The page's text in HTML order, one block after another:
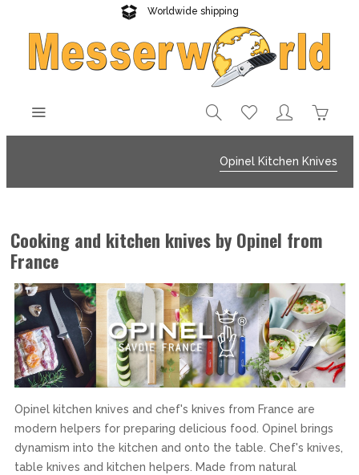
Worldwide shipping
Reliable delivery
Opinel Kitchen Knives
Cooking and kitchen knives by Opinel from
France
Opinel kitchen knives and chef's knives from France are
modern helpers for preparing delicious food. Opinel brings
dynamism into the kitchen and onto the table. Chef's knives,
table knives and kitchen helpers. Made from natural